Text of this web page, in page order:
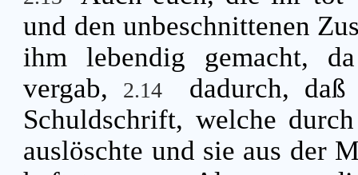
und den unbeschnittenen
ihm lebendig gemacht,
vergab,
2.14
dadurch,
Schuldschrift, welche
auslöschte und sie aus der